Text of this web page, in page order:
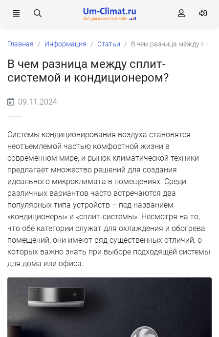
Главная Информация Статьи В чем разница между
В чем разница между сплит-
системой и кондиционером?
09.11.2024
Системы кондиционирования воздуха становятся
неотъемлемой частью комфортной жизни в
современном мире, и рынок климатической техники
предлагает множество решений для создания
идеального микроклимата в помещениях. Среди
различных вариантов часто встречаются два
популярных типа устройств – под названием
«кондиционеры» и «сплит-системы». Несмотря на то,
что обе категории служат для охлаждения и обогрева
помещений, они имеют ряд существенных отличий, о
которых важно знать при выборе подходящей системы
для дома или офиса.